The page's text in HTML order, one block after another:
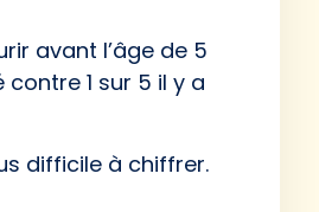
avant l’âge de 5
1 sur 5 il y a
difficile à chiffrer.